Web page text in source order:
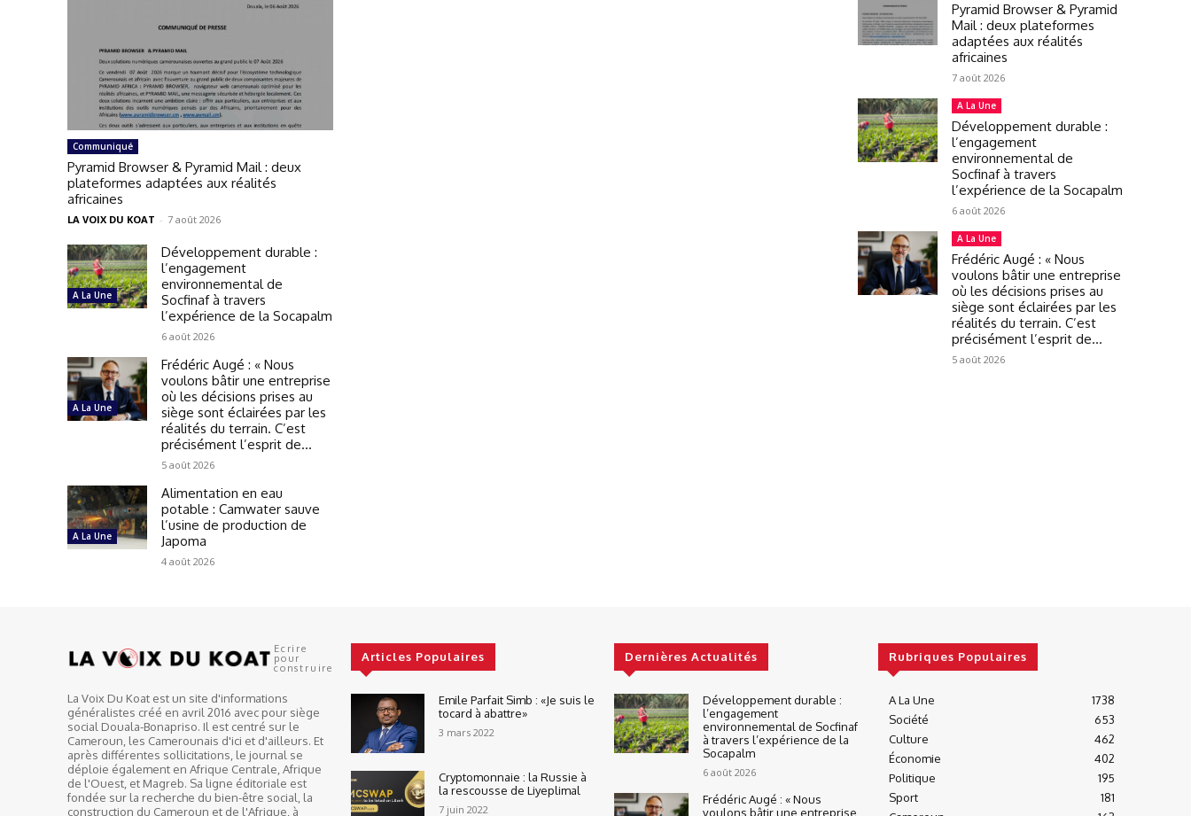
Communiqué
Pyramid Browser & Pyramid Mail : deux
plateformes adaptées aux réalités
africaines
LA VOIX DU KOAT - 7 août 2026
A La Une
Développement durable :
l’engagement
environnemental de
Socfinaf à travers
l’expérience de la Socapalm
6 août 2026
A La Une
Frédéric Augé : « Nous
voulons bâtir une entreprise
où les décisions prises au
siège sont éclairées par les
réalités du terrain. C’est
précisément l’esprit de...
5 août 2026
A La Une
Alimentation en eau
potable : Camwater sauve
l’usine de production de
Japoma
4 août 2026
Pyramid Browser & Pyramid
Mail : deux plateformes
adaptées aux réalités
africaines
7 août 2026
A La Une
Développement durable :
l’engagement
environnemental de
Socfinaf à travers
l’expérience de la Socapalm
6 août 2026
A La Une
Frédéric Augé : « Nous
voulons bâtir une entreprise
où les décisions prises au
siège sont éclairées par les
réalités du terrain. C’est
précisément l’esprit de...
5 août 2026
Ecrire
pour
construire
La Voix Du Koat est un site d'informations
généralistes créé en avril 2016 avec pour siège
social Douala-Bonapriso. Il est centré sur le
Cameroun, les Camerounais d'ici et d'ailleurs. Et
après différentes sollicitations, le journal se
déploie également en Afrique Centrale, Afrique
de l'Ouest, et Magreb. Sa ligne éditoriale est
fondée sur la recherche du bien-être social, la
construction du Cameroun et de l'Afrique, à
Articles Populaires
Emile Parfait Simb : «Je suis le
tocard à abattre»
3 mars 2022
Cryptomonnaie : la Russie à
la rescousse de Liyeplimal
7 juin 2022
Dernières Actualités
Développement durable :
l’engagement
environnemental de Socfinaf
à travers l’expérience de la
Socapalm
6 août 2026
Frédéric Augé : « Nous
voulons bâtir une entreprise
Rubriques Populaires
A La Une
1738
Société
653
Culture
462
Économie
402
Politique
195
Sport
181